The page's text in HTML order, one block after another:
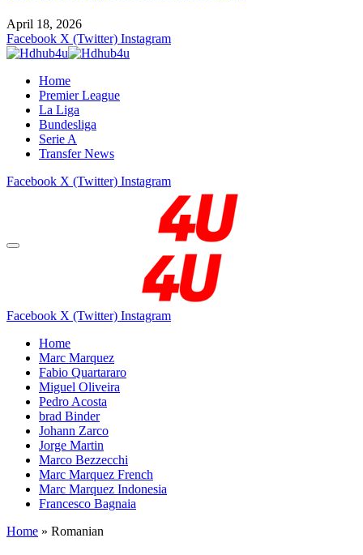
April 18, 2026
Facebook X (Twitter) Instagram
Home
Premier League
La Liga
Bundesliga
Serie A
Transfer News
Facebook X (Twitter) Instagram
Facebook X (Twitter) Instagram
Home
Marc Marquez
Fabio Quartararo
Miguel Oliveira
Pedro Acosta
brad Binder
Johann Zarco
Jorge Martin
Marco Bezzecchi
Marc Marquez French
Marc Marquez Indonesia
Francesco Bagnaia
Home » Romanian